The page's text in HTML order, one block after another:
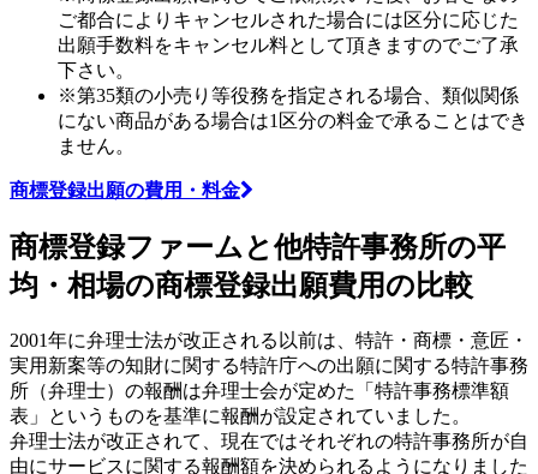
ご都合によりキャンセルされた場合には区分に応じた
出願手数料をキャンセル料として頂きますのでご了承
下さい。
※第35類の小売り等役務を指定される場合、類似関係
にない商品がある場合は1区分の料金で承ることはでき
ません。
商標登録出願の費用・料金
商標登録ファームと他特許事務所の平
均・相場の商標登録出願費用の比較
2001年に弁理士法が改正される以前は、特許・商標・意匠・
実用新案等の知財に関する特許庁への出願に関する特許事務
所（弁理士）の報酬は弁理士会が定めた「特許事務標準額
表」というものを基準に報酬が設定されていました。
弁理士法が改正されて、現在ではそれぞれの特許事務所が自
由にサービスに関する報酬額を決められるようになりました